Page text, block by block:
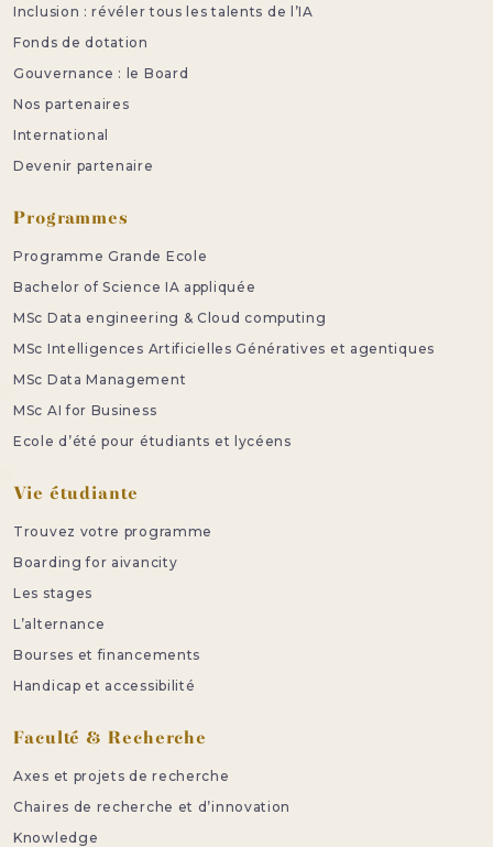
Inclusion : révéler tous les talents de l’IA
Fonds de dotation
Gouvernance : le Board
Nos partenaires
International
Devenir partenaire
Programmes
Programme Grande Ecole
Bachelor of Science IA appliquée
MSc Data engineering & Cloud computing
MSc Intelligences Artificielles Génératives et agentiques
MSc Data Management
MSc AI for Business
Ecole d’été pour étudiants et lycéens
Vie étudiante
Trouvez votre programme
Boarding for aivancity
Les stages
L’alternance
Bourses et financements
Handicap et accessibilité
Faculté & Recherche
Axes et projets de recherche
Chaires de recherche et d’innovation
Knowledge